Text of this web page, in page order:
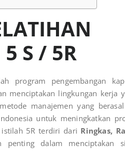
S / 5R
program pengembangan
menciptakan lingkungan kerja
manajemen yang
untuk meningkatkan
5R terdiri dari Ringkas,
penting dalam menciptakan